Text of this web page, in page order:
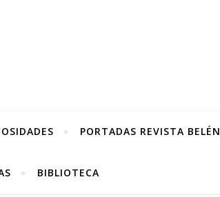
PORTADAS REVISTA BELÉN
BIBLIOTECA